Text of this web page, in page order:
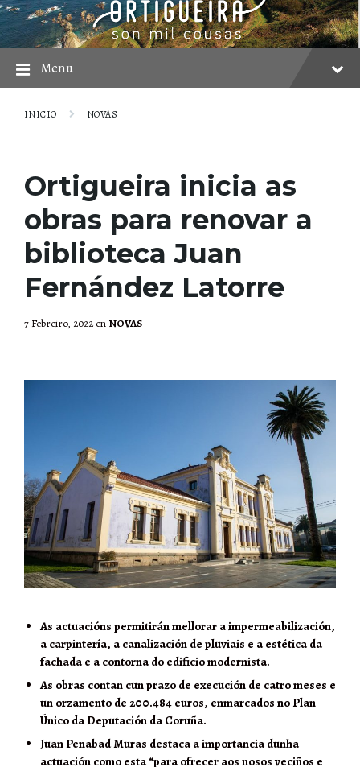
Skip
to
content
Skip
to
main
navigation
Skip
to
footer
Menu
INICIO NOVAS
Ortigueira inicia as
obras para renovar a
biblioteca Juan
Fernández Latorre
7 Febreiro, 2022 en NOVAS
As actuacións permitirán mellorar a impermeabilización,
a carpintería, a canalización de pluviais e a estética da
fachada e a contorna do edificio modernista.
As obras contan cun prazo de execución de catro meses e
un orzamento de 200.484 euros, enmarcados no Plan
Único da Deputación da Coruña.
Juan Penabad Muras destaca a importancia dunha
actuación como esta “para ofrecer aos nosos veciños e